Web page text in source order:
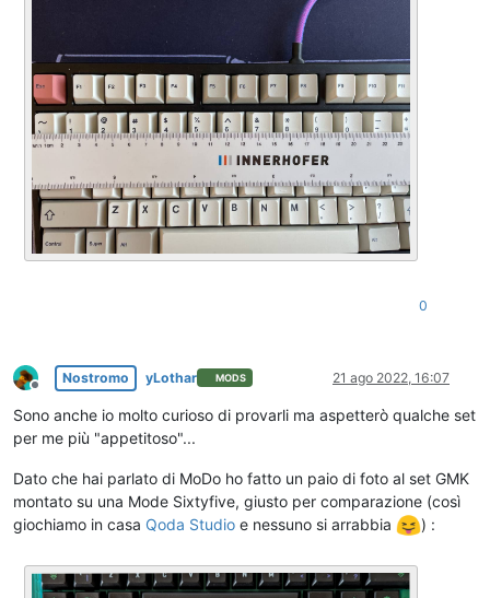
0
Non in linea
Nostromo yLothar MODS 21 ago 2022, 16:07
Sono anche io molto curioso di provarli ma aspetterò qualche set
per me più "appetitoso"...
Dato che hai parlato di MoDo ho fatto un paio di foto al set GMK
montato su una Mode Sixtyfive, giusto per comparazione (così
giochiamo in casa Qoda Studio e nessuno si arrabbia ) :